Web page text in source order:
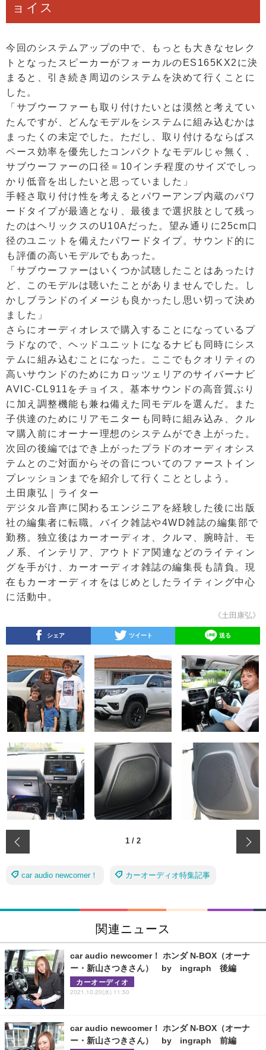
ョイス
今回のシステムアップの中で、もっとも大きなセレク
トとなったスピーカーがフォーカルのES165KX2に決
まると、引き続き周辺のシステムを決めて行くことに
した。
「サブウーファーも取り付けたいとは漠然と考えてい
たんですが、どんなモデルをシステムに組み込むかは
まったくの未定でした。ただし、取り付けるならばス
ペース効率を優先したコンパクトなモデルじゃ無く、
サブウーファーの口径＝10インチ程度のサイズでしっ
かり低音を出したいと思っていました」
手軽さ取り付け性を考えるとパワーアンプ内蔵のパワ
ードタイプが最適となり、最後まで選択肢として残っ
たのはヘリックスのU10Aだった。望み通りに25cm口
径のユニットを備えたパワードタイプ。サウンド的に
も評価の高いモデルでもあった。
「サブウーファーはいくつか試聴したことはあったけ
ど、このモデルは聴いたことがありませんでした。し
かしブランドのイメージも良かったし思い切って決め
ました」
さらにオーディオレスで購入することになっているプ
ラドなので、ヘッドユニットになるナビも同時にシス
テムに組み込むことになった。ここでもクオリティの
高いサウンドのためにカロッツェリアのサイバーナビ
AVIC-CL911をチョイス。基本サウンドの高音質ぶり
に加え調整機能も兼ね備えた同モデルを選んだ。また
子供達のためにリアモニターも同時に組み込み、クル
マ購入前にオーナー理想のシステムができ上がった。
次回の後編ではでき上がったプラドのオーディオシス
テムとのご対面からその音についてのファーストイン
プレッションまでを紹介して行くこととしよう。
土田康弘｜ライター
デジタル音声に関わるエンジニアを経験した後に出版
社の編集者に転職。バイク雑誌や4WD雑誌の編集部で
勤務。独立後はカーオーディオ、クルマ、腕時計、モ
ノ系、インテリア、アウトドア関連などのライティン
グを手がけ、カーオーディオ雑誌の編集長も請負。現
在もカーオーディオをはじめとしたライティング中心
に活動中。
《土田康弘》
シェア ツイート 送る
1 / 2
car audio newcomer！ カーオーディオ特集記事
関連ニュース
car audio newcomer！ ホンダ N-BOX（オーナ
ー・新山さつきさん） by ingraph 後編
カーオーディオ
2021.10.20(水) 11:50
car audio newcomer！ ホンダ N-BOX（オーナ
ー・新山さつきさん） by ingraph 前編